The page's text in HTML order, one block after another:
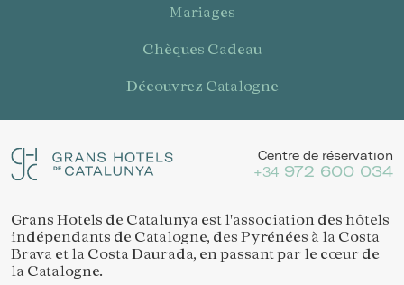
Mariages
Chèques Cadeau
Découvrez Catalogne
Centre de réservation
+34 972 600 034
Grans Hotels de Catalunya est l'association des hôtels
indépendants de Catalogne, des Pyrénées à la Costa
Brava et la Costa Daurada, en passant par le cœur de
la Catalogne.